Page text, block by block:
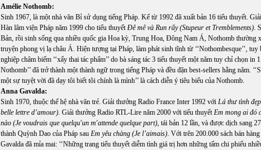
Amélie Nothomb:
Sinh 1967, là một nhà văn Bỉ sử dụng tiếng Pháp. Kể từ 1992 đã xuất bản 16 tiểu thuyết.
Hàn lâm viện Pháp năm 1999 cho tiểu thuyếtĐê mê và Run rẩy (Stupeur et Tremblements).
Bản, rồi sinh sống qua nhiều quốc gia Hoa kỳ, Trung Hoa, Đông Nam Á, Nothomb thường
truyện phong vị lạ châu Á. Hiện tượng tại Pháp, làm phát sinh tĩnh từ ‘‘Nothombesque’’,
nghiệp châm biếm ‘‘xẩy thai tác phẩm’’ do bà sáng tác 3 tiểu thuyết một năm tuy chỉ chọn in
Nothomb’’ đã trở thành một thành ngữ trong tiếng Pháp và đều đặn best-sellers hằng năm.
một sự tuyệt vời đã dạy tôi biết tôi chính là mình’’ là cách diễn ý tiêu biểu của Nothomb.
Anna Gavalda:
Sinh 1970, thuộc thế hệ nhà văn trẻ. Giải thưởng Radio France Inter 1992 với Lá thư tình
belle lettre d’amour). Giải thưởng Radio RTL-Lire năm 2000 với tiểu thuyếtEm mong ai đó
nào (Je voudrais que quelqu'un m'attende quelque part), tái bản 12 lần, và được dịch sang
thành Quỳnh Dao của Pháp sau Em yêu chàng (Je l’aimais). Với trên 200.000 sách bán
Gavalda đã mỉa mai: ‘‘Những trang tiểu thuyết diễm tình giá trị hơn những tấm chi phiếu